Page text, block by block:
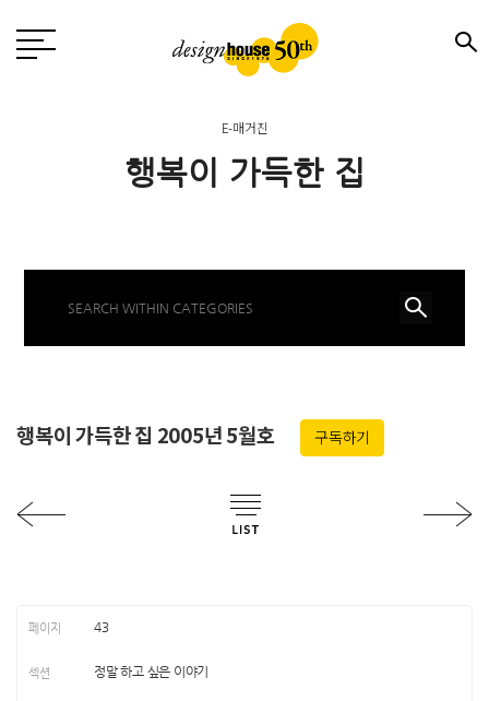
E-매거진
행복이 가득한 집
행복이 가득한 집 2005년 5월호 구독하기
43
정말 하고 싶은 이야기